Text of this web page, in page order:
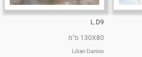
L.D9
130X80 ס"מ
Lilian Danino